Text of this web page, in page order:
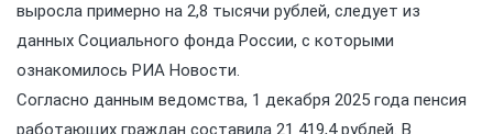
выросла примерно на 2,8 тысячи рублей, следует из
данных Социального фонда России, с которыми
ознакомилось РИА Новости.
Согласно данным ведомства, 1 декабря 2025 года пенсия
работающих граждан составила 21 419,4 рублей. В